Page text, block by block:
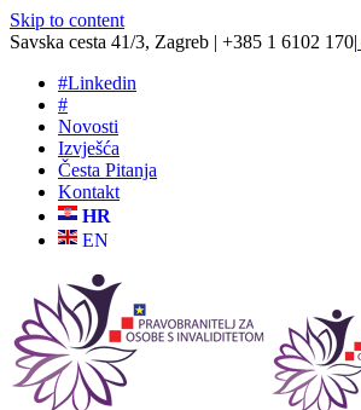
Skip to content
Savska cesta 41/3, Zagreb | +385 1 6102 170|
#Linkedin
#
Novosti
Izvješća
Česta Pitanja
Kontakt
HR
EN